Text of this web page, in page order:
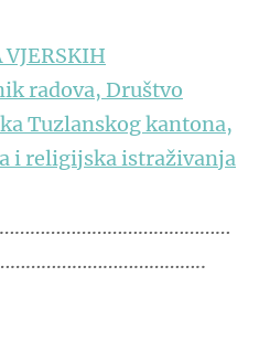
radova, Društvo
Tuzlanskog kantona,
i religijska istraživanja